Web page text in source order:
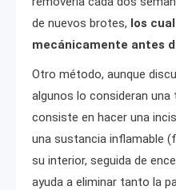
de nuevos brotes, los
mecánicamente antes
Otro método, aunque
algunos lo consideran una
consiste en hacer una
una sustancia inflamable
su interior, seguida de
ayuda a eliminar tanto la